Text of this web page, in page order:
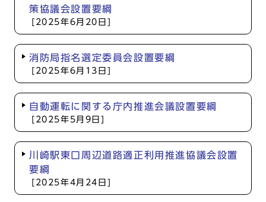
策協議会設置要綱
[2025年6月20日]
消防局指名選定委員会設置要綱
[2025年6月13日]
自動運転に関する庁内推進会議設置要綱
[2025年5月9日]
川崎駅東口周辺道路適正利用推進協議会設置
要綱
[2025年4月24日]